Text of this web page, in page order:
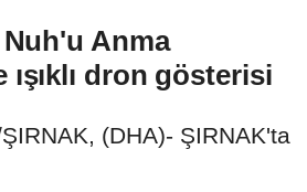
Nuh'u Anma
dron gösterisi
(DHA)- ŞIRNAK'ta